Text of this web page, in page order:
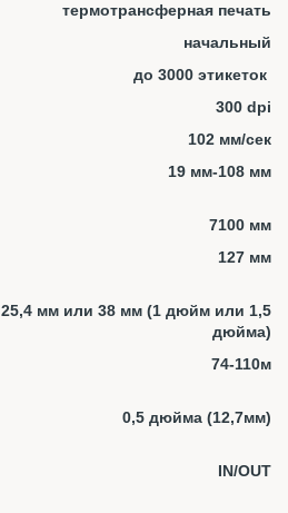
термотрансферная печать
начальный
до 3000 этикеток
300 dpi
102 мм/сек
19 мм-108 мм
7100 мм
127 мм
25,4 мм или 38 мм (1 дюйм или 1,5
дюйма)
74-110м
0,5 дюйма (12,7мм)
IN/OUT